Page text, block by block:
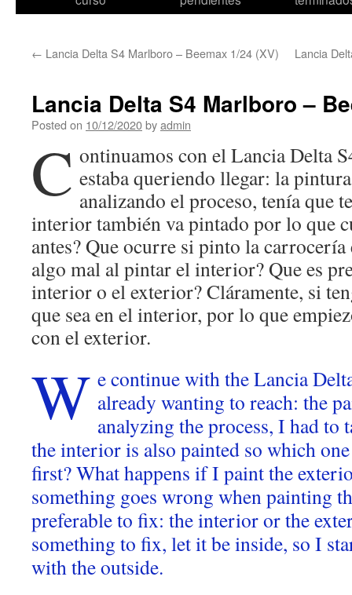
← Lancia Delta S4 Marlboro – Beemax 1/24 (XV) Lancia
Lancia Delta S4 Marlboro –
Posted on 10/12/2020byadmin
C ontinuamos con el Lancia Delta
estaba queriendo llegar: la
analizando el proceso, tenía que
interior también va pintado por lo que
antes? Que ocurre si pinto la
algo mal al pintar el interior? Que es
interior o el exterior? Cláramente, si
que sea en el interior, por lo que
con el exterior.
W e continue with the Lancia
already wanting to reach: the
analyzing the process, I had to
the interior is also painted so which
first? What happens if I paint the
something goes wrong when painting
preferable to fix: the interior or the
something to fix, let it be inside, so I
with the outside.